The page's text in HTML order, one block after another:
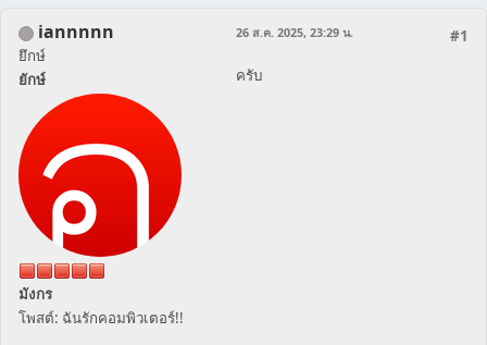
iannnnn
ยึกษ์
ยักษ์
มังกร
โพสต์: ฉันรักคอมพิวเตอร์!!
#1
26 ส.ค. 2025, 23:29 น.
ครับ